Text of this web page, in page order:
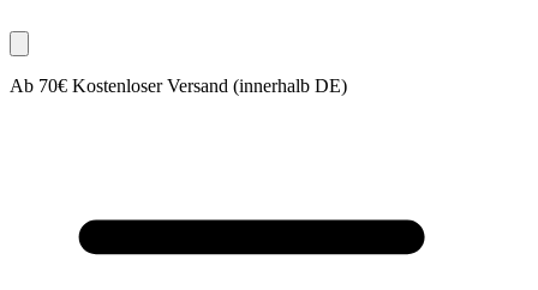
Ab 70€ Kostenloser Versand (innerhalb DE)